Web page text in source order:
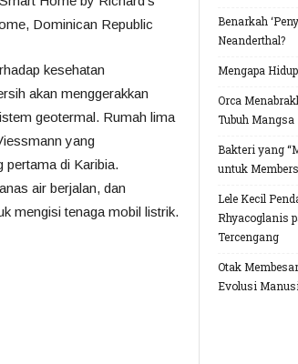
kesehatan
akan menggerakkan
geotermal. Rumah lima
yang
pertama di Karibia.
air berjalan, dan
mengisi tenaga mobil listrik.
Benarkah
Neanderthal?
Mengapa
Orca
Tubuh Mangsa
Bakteri yang
untuk
Lele Kecil
Rhyacoglanis
Tercengang
Otak
Evolusi